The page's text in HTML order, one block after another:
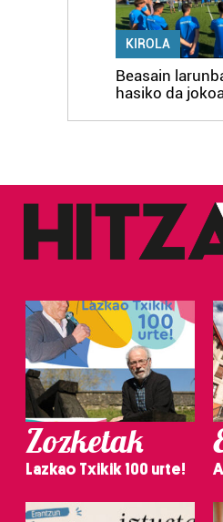
KIROLA
Beasain
hasiko da
Zozketak
Lazkao Txikik 100 urte!